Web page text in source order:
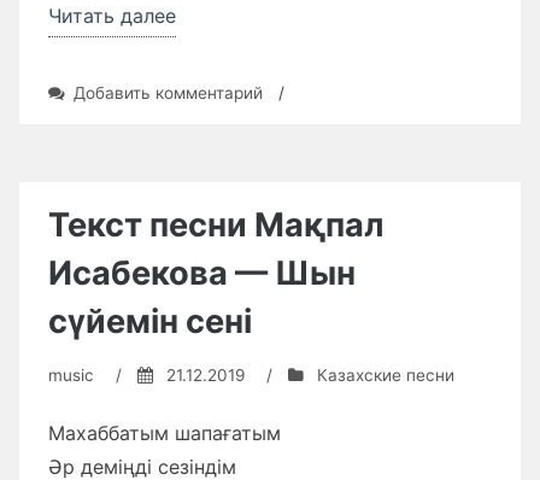
Читать далее«Текст
Ғазизхан
жолықтың»
Добавить комментарийк
Шекербеков
Қайдан
ғана
жолықтың
/
Текст песни Мақпал
Исабекова — Шын
сүйемін сені
music / 21.12.2019 / Казахские песни
Махаббатым шапағатым
Əр деміңді сезіндім